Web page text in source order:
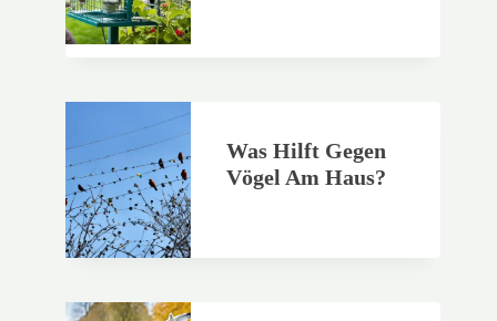
Was Hilft Gegen
Vögel Am Haus?